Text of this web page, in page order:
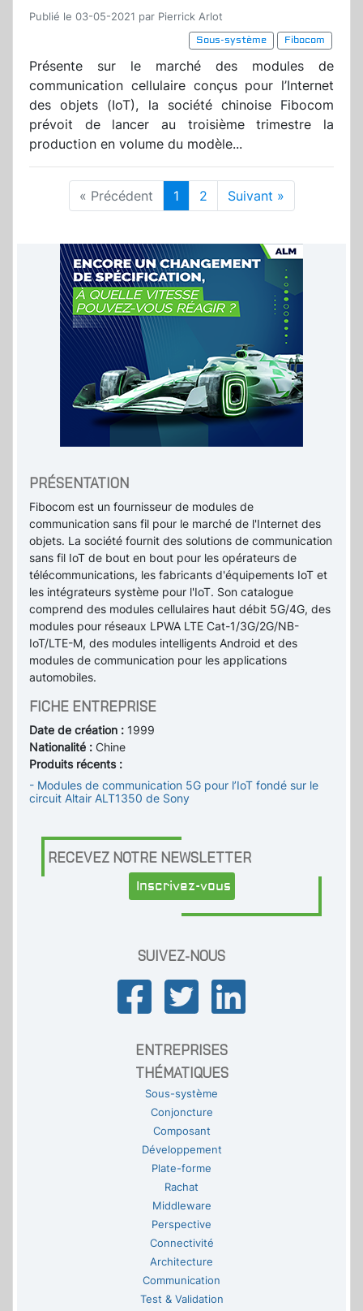
Publié le 03-05-2021 par Pierrick Arlot
Sous-système
Fibocom
Présente sur le marché des modules de
communication cellulaire conçus pour l’Internet
des objets (IoT), la société chinoise Fibocom
prévoit de lancer au troisième trimestre la
production en volume du modèle...
« Précédent 1 2 Suivant »
PRÉSENTATION
Fibocom est un fournisseur de modules de
communication sans fil pour le marché de l'Internet des
objets. La société fournit des solutions de communication
sans fil IoT de bout en bout pour les opérateurs de
télécommunications, les fabricants d'équipements IoT et
les intégrateurs système pour l'IoT. Son catalogue
comprend des modules cellulaires haut débit 5G/4G, des
modules pour réseaux LPWA LTE Cat-1/3G/2G/NB-
IoT/LTE-M, des modules intelligents Android et des
modules de communication pour les applications
automobiles.
FICHE ENTREPRISE
Date de création : 1999
Nationalité : Chine
Produits récents :
- Modules de communication 5G pour l’IoT fondé sur le
circuit Altair ALT1350 de Sony
RECEVEZ NOTRE NEWSLETTER
Inscrivez-vous
SUIVEZ-NOUS
ENTREPRISES
THÉMATIQUES
Sous-système
Conjoncture
Composant
Développement
Plate-forme
Rachat
Middleware
Perspective
Connectivité
Architecture
Communication
Test & Validation